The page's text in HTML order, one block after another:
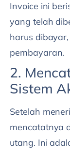
Invoice ini
yang telah
harus
pembayaran.
2.
Sistem
Setelah
mencatatnya
utang. Ini